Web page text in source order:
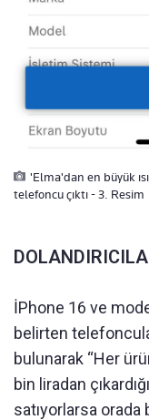
'Elma'dan en büyük
telefoncu çıktı - 3. Resim
İPhone 16 ve
belirten
bulunarak “Her
bin liradan
satıyorlarsa